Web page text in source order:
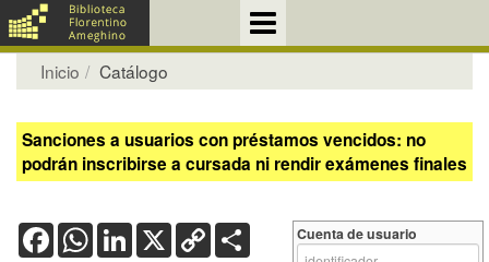
Inicio Catálogo
Sanciones a usuarios con préstamos vencidos: no
podrán inscribirse a cursada ni rendir exámenes finales
FacebookWhatsApp
LinkedIn
X Copy
Link
Cuenta de usuario